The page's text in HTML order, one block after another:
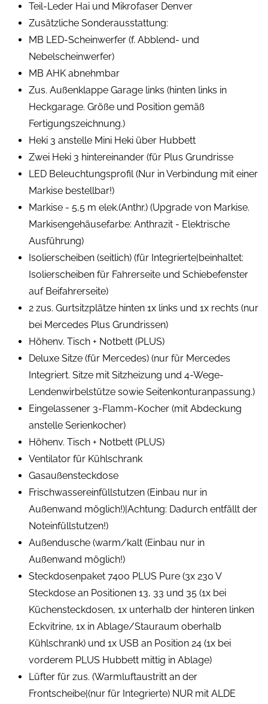
Teil-Leder Hai und Mikrofaser Denver
Zusätzliche Sonderausstattung:
MB LED-Scheinwerfer (f. Abblend- und
Nebelscheinwerfer)
MB AHK abnehmbar
Zus. Außenklappe Garage links (hinten links in
Heckgarage. Größe und Position gemäß
Fertigungszeichnung.)
Heki 3 anstelle Mini Heki über Hubbett
Zwei Heki 3 hintereinander (für Plus Grundrisse
LED Beleuchtungsprofil (Nur in Verbindung mit einer
Markise bestellbar!)
Markise - 5,5 m elek.(Anthr.) (Upgrade von Markise.
Markisengehäusefarbe: Anthrazit - Elektrische
Ausführung)
Isolierscheiben (seitlich) (für Integrierte|beinhaltet:
Isolierscheiben für Fahrerseite und Schiebefenster
auf Beifahrerseite)
2 zus. Gurtsitzplätze hinten 1x links und 1x rechts (nur
bei Mercedes Plus Grundrissen)
Höhenv. Tisch + Notbett (PLUS)
Deluxe Sitze (für Mercedes) (nur für Mercedes
Integriert. Sitze mit Sitzheizung und 4-Wege-
Lendenwirbelstütze sowie Seitenkonturanpassung.)
Eingelassener 3-Flamm-Kocher (mit Abdeckung
anstelle Serienkocher)
Höhenv. Tisch + Notbett (PLUS)
Ventilator für Kühlschrank
Gasaußensteckdose
Frischwassereinfüllstutzen (Einbau nur in
Außenwand möglich!)|Achtung: Dadurch entfällt der
Noteinfüllstutzen!)
Außendusche (warm/kalt (Einbau nur in
Außenwand möglich!)
Steckdosenpaket 7400 PLUS Pure (3x 230 V
Steckdose an Positionen 13, 33 und 35 (1x bei
Küchensteckdosen, 1x unterhalb der hinteren linken
Eckvitrine, 1x in Ablage/Stauraum oberhalb
Kühlschrank) und 1x USB an Position 24 (1x bei
vorderem PLUS Hubbett mittig in Ablage)
Lüfter für zus. (Warmluftaustritt an der
Frontscheibe|(nur für Integrierte) NUR mit ALDE